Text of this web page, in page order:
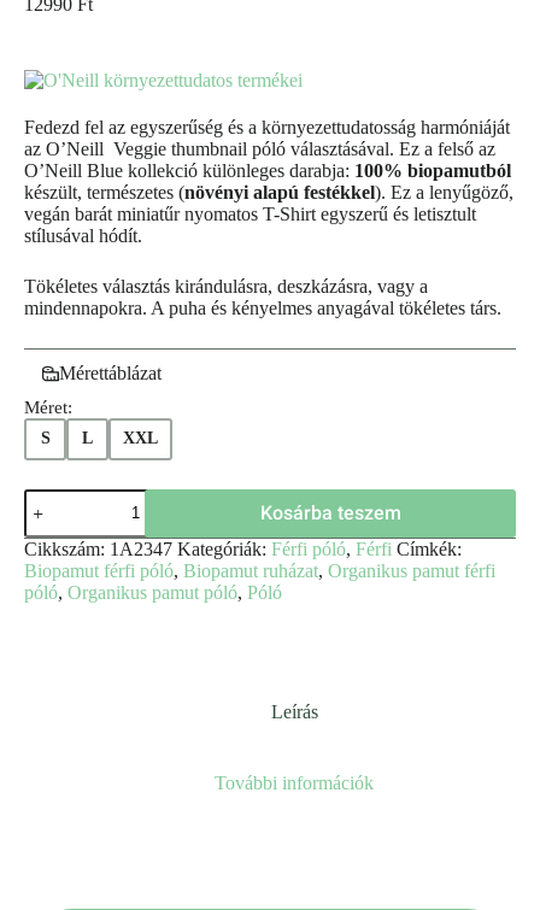
Fedezd fel az egyszerűség és a környezettudatosság harmóniáját
az O’Neill Veggie thumbnail póló választásával. Ez a felső az
O’Neill Blue kollekció különleges darabja: 100% biopamutból
készült, természetes (növényi alapú festékkel). Ez a lenyűgöző,
vegán barát miniatűr nyomatos T-Shirt egyszerű és letisztult
stílusával hódít.
Tökéletes választás kirándulásra, deszkázásra, vagy a
mindennapokra. A puha és kényelmes anyagával tökéletes társ.
Mérettáblázat
Méret:
S L XXL
Veggie
thumbnail
póló
-
O'Neill
mennyiség
Kosárba teszem
Cikkszám: 1A2347 Kategóriák: Férfi póló, Férfi Címkék:
Biopamut férfi póló, Biopamut ruházat, Organikus pamut férfi
póló, Organikus pamut póló, Póló
Leírás
További információk